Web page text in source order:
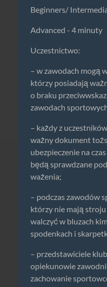
Beginners/
Advanced - 4 minuty
Uczestnictwo:
– w zawodach mogą
którzy posiadają
o braku
zawodach
– każdy z
ważny dokument
ubezpieczenie na
będą sprawdzane
ważenia;
– podczas zawodów
którzy nie mają
walczyć w bluzach
spodenkach i
– przedstawiciele
opiekunowie
zachowanie